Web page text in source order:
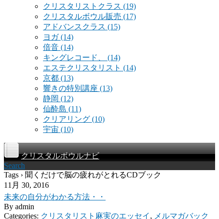
クリスタリストクラス (19)
クリスタルボウル販売 (17)
アドバンスクラス (15)
ヨガ(14)
倍音 (14)
キングレコード、 (14)
エステクリスタリスト (14)
京都 (13)
響きの特別講座 (13)
静岡 (12)
仙酔島 (11)
クリアリング (10)
宇宙 (10)
クリスタルボウルナビ
Search
Tags › 聞くだけで脳の疲れがとれるCDブック
11月 30, 2016
未来の自分がわかる方法・・
By admin
Categories: クリスタリスト麻実のエッセイ , メルマガバック